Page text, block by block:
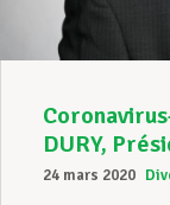
DURY,
24 mars 2020